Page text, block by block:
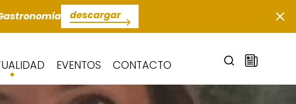
descargar
EVENTOS CONTACTO